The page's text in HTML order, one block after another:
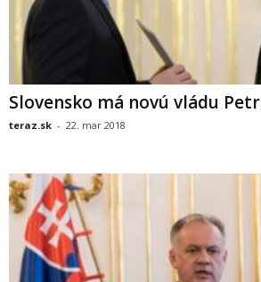
Slovensko má novú vládu
teraz.sk - 22. mar 2018